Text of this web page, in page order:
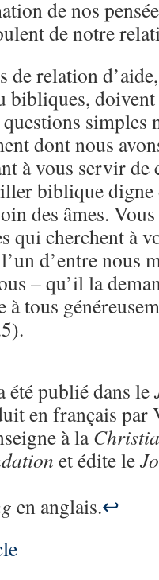
de nos
de notre
de relation
bibliques,
simples
dont nous
à vous servir de
biblique digne
des âmes.
qui cherchent à
d’entre nous
– qu’il la
tous
publié dans le
en français par
à la
et édite le
en anglais.↩